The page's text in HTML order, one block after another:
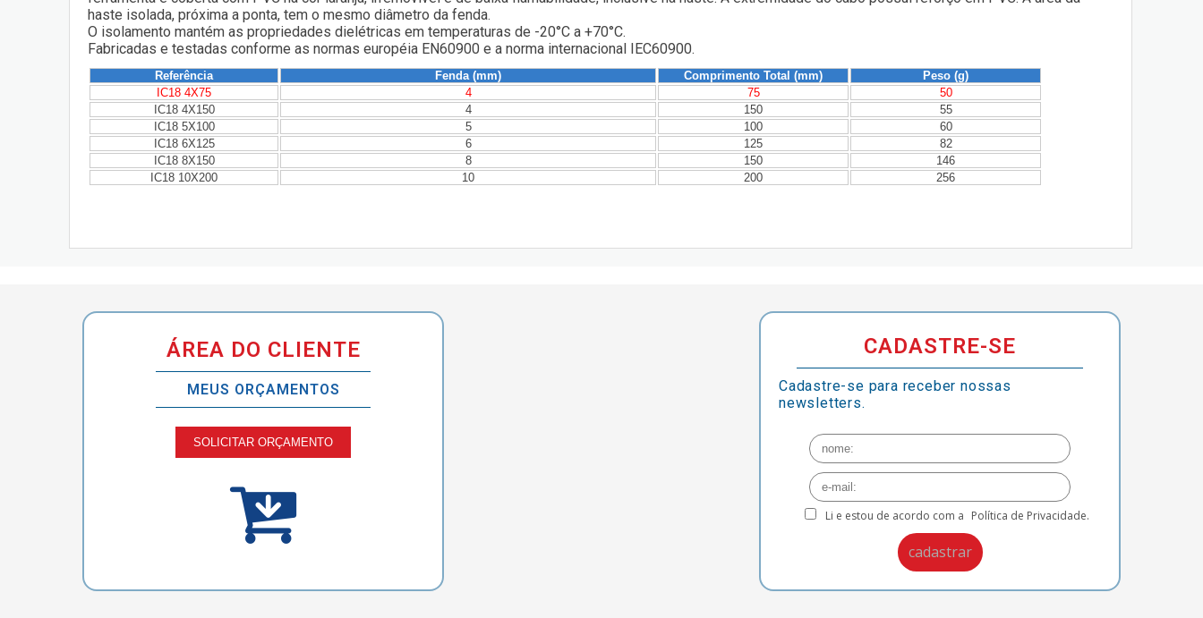
haste isolada, próxima a ponta, tem o mesmo diâmetro da fenda.
O isolamento mantém as propriedades dielétricas em temperaturas de -20°C a +70°C.
Fabricadas e testadas conforme as normas européia EN60900 e a norma internacional IEC60900.
Referência Fenda (mm) Comprimento Total (mm)
Peso (g)
IC18 4X75
4 75
50
IC18 4X150
4 150
55
IC18 5X100
5 100
60
IC18 6X125
6 125
82
IC18 8X150
8 150
146
IC18 10X200
10 200 256
ÁREA DO CLIENTE
MEUS ORÇAMENTOS
SOLICITAR ORÇAMENTO
CADASTRE-SE
Cadastre-se para receber nossas
newsletters.
Li e estou de acordo com a Política de Privacidade.